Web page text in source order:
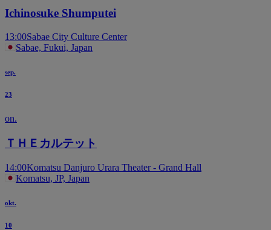
Ichinosuke Shumputei
13:00Sabae City Culture Center
Sabae, Fukui, Japan
sep.
23
on.
ＴＨＥカルテット
14:00Komatsu Danjuro Urara Theater - Grand Hall
Komatsu, JP, Japan
okt.
10